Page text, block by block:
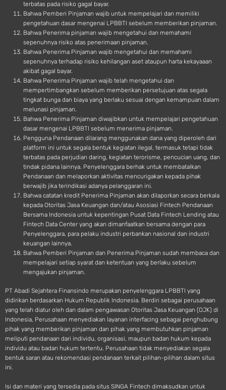
terbatas pada risiko gagal bayar.
Bahwa Pemberi Pinjaman wajib untuk mempelajari dan memiliki
pengetahuan dasar mengenai LPBBTI sebelum memberikan pinjaman.
Bahwa Penerima pinjaman wajib mengetahui dan memahami
sepenuhnya risiko atas penerimaan pinjaman.
Bahwa Penerima Pinjaman wajib mengetahui dan memahami
sepenuhnya terhadap risiko kehilangan aset ataupun harta kekayaaan
akibat gagal bayar.
Bahwa Penerima Pinjaman wajib telah mengetahui dan
mempertimbangkan sebelum memberikan persetujuan atas segala
tingkat bunga dan biaya yang berlaku sesuai dengan kemampuan dalam
melunasi pinjaman.
Bahwa Penerima Pinjaman diwajibkan untuk mempelajari pengetahuan
dasar mengenai LPBBTI sebelum menerima pinjaman.
Pengguna Pendanaan dilarang menggunakan dana yang diperoleh dari
platform ini untuk segala bentuk kegiatan ilegal, termasuk tetapi tidak
terbatas pada perjudian daring, kegiatan terorisme, pencucian uang, dan
tindak pidana lainnya. Penyelenggara berhak untuk membatalkan
Pendanaan dan melaporkan aktivitas mencurigakan kepada pihak
berwajib jika terindikasi adanya pelanggaran ini.
Bahwa catatan kredit Penerima Pinjaman akan dilaporkan secara berkala
kepada Otoritas Jasa Keuangan dan/atau Asosiasi Fintech Pendanaan
Bersama Indonesia untuk kepentingan Pusat Data Fintech Lending atau
Fintech Data Center yang akan dimanfaatkan bersama dengan para
Penyelenggara, para pelaku industri perbankan nasional dan industri
keuangan lainnya.
Bahwa Pemberi Pinjaman dan Penerima Pinjaman sudah membaca dan
mempelajari setiap syarat dan ketentuan yang berlaku sebelum
mengajukan pinjaman.
PT Abadi Sejahtera Finansindo merupakan penyelenggara LPBBTI yang
didirikan berdasarkan Hukum Republik Indonesia. Berdiri sebagai perusahaan
yang telah diatur oleh dan dalam pengawasan Otoritas Jasa Keuangan (OJK) di
Indonesia, Perusahaan menyediakan layanan interfacing sebagai penghubung
pihak yang memberikan pinjaman dan pihak yang membutuhkan pinjaman
meliputi pendanaan dari individu, organisasi, maupun badan hukum kepada
individu atau badan hukum tertentu. Perusahaan tidak menyediakan segala
bentuk saran atau rekomendasi pendanaan terkait pilihan-pilihan dalam situs
ini.
Isi dan materi yang tersedia pada situs SINGA Fintech dimaksudkan untuk